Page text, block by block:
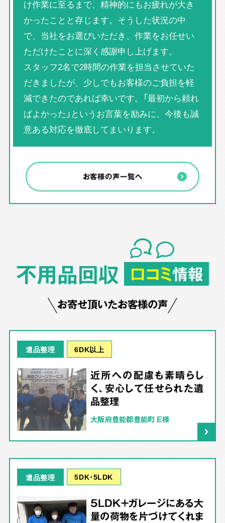
け作業に至るまで、精神的にもお疲れが大き
かったことと存じます。そうした状況の中
で、当社をお選びいただき、作業をお任せい
ただけたことに深く感謝申し上げます。
スタッフ2名で2時間の作業を担当させていた
だきましたが、少しでもお客様のご負担を軽
減できたのであれば幸いです。「最初から頼れ
ばよかった」というお言葉を励みに、今後も誠
意ある対応を徹底してまいります。
お客様の声一覧へ
不用品回収 口コミ情報
お寄せ頂いたお客様の声
遺品整理 6DK以上
近所への配慮も素晴らし
く、安心して任せられた遺
品整理
大阪府豊能郡豊能町 E様
遺品整理 5DK･5LDK
5LDK＋ガレージにある大
量の荷物を片づけてくれま